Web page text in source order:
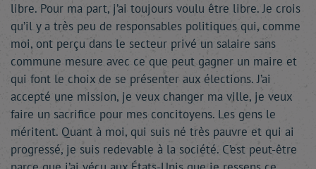
libre. Pour ma part, j’ai toujours voulu être libre. Je crois
qu’il y a très peu de responsables politiques qui, comme
moi, ont perçu dans le secteur privé un salaire sans
commune mesure avec ce que peut gagner un maire et
qui font le choix de se présenter aux élections. J’ai
accepté une mission, je veux changer ma ville, je veux
faire un sacrifice pour mes concitoyens. Les gens le
méritent. Quant à moi, qui suis né très pauvre et qui ai
progressé, je suis redevable à la société. C’est peut-être